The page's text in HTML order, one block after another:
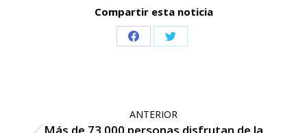
Compartir esta noticia
Share Share
ANTERIOR